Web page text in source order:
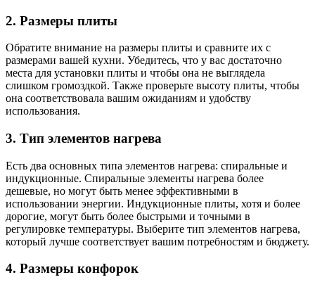
2. Размеры плиты
Обратите внимание на размеры плиты и сравните их с
размерами вашей кухни. Убедитесь, что у вас достаточно
места для установки плиты и чтобы она не выглядела
слишком громоздкой. Также проверьте высоту плиты, чтобы
она соответствовала вашим ожиданиям и удобству
использования.
3. Тип элементов нагрева
Есть два основных типа элементов нагрева: спиральные и
индукционные. Спиральные элементы нагрева более
дешевые, но могут быть менее эффективными в
использовании энергии. Индукционные плиты, хотя и более
дорогие, могут быть более быстрыми и точными в
регулировке температуры. Выберите тип элементов нагрева,
который лучше соответствует вашим потребностям и бюджету.
4. Размеры конфорок